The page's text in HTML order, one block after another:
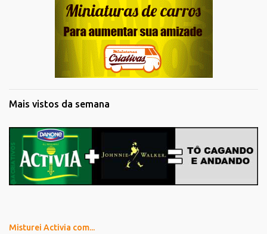
Mais vistos da semana
Misturei Activia com...